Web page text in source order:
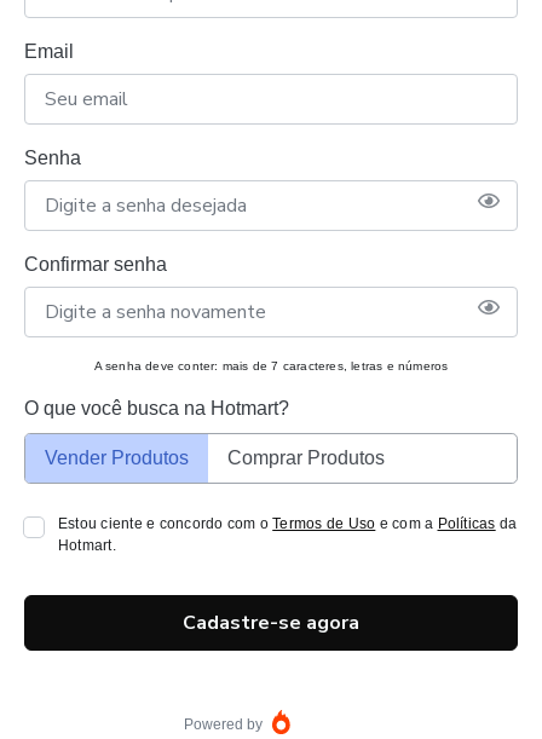
Email
Senha
Confirmar senha
A senha deve conter: mais de 7 caracteres, letras e números
O que você busca na Hotmart?
Vender Produtos Comprar Produtos
Estou ciente e concordo com oTermos de Uso e com a Políticas da
Hotmart.
Cadastre-se agora
Powered by